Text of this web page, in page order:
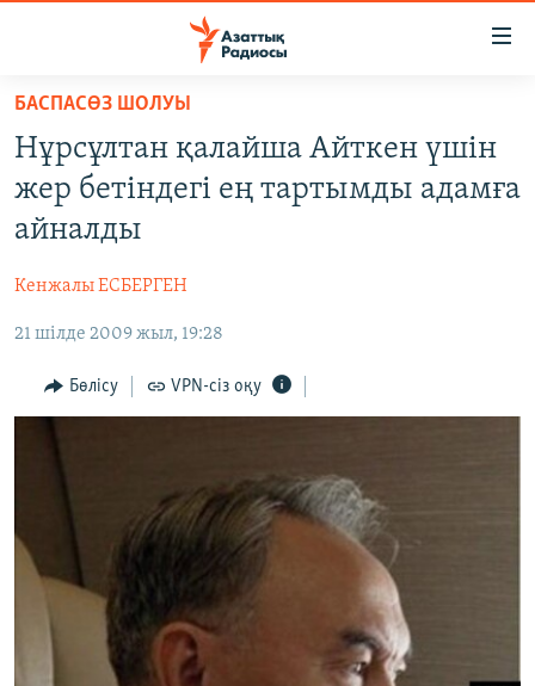
Skip
main
content
Skip
to
main
Skip
Search
САЯСАТ
AZATTYQTV
АДАМ ҚҰҚЫҚТАРЫ
ӘЛЕУМЕТ
ӘЛЕМ
ЖАЗЫЛЫҢЫЗ
Басқа тілдерде
БАСПАСӨЗ ШОЛУЫ
Нұрсұлтан қалайша Айткен үшін
жер бетіндегі ең тартымды адамға
айналды
Кенжалы ЕСБЕРГЕН
21 шілде 2009 жыл, 19:28
Бөлісу VPN-сіз оқу